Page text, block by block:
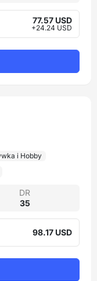
77.57 USD
+24.24 USD
i Hobby
DR
35
98.17 USD